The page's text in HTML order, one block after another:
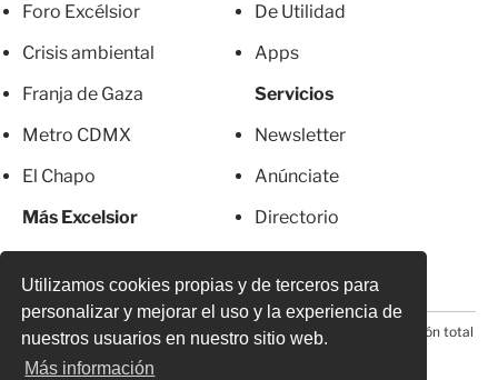
Utilizamos cookies propias y de terceros para
personalizar y mejorar el uso y la experiencia de
nuestros usuarios en nuestro sitio web.
Más información
Foro Excélsior
Crisis ambiental
Franja de Gaza
Metro CDMX
El Chapo
Más Excelsior
Mujeres
De Utilidad
Apps
Servicios
Newsletter
Anúnciate
Directorio
Suscripciones
© 2026 Todos los derechos reservados. Prohibida la reproducción total
o parcial, incluyendo cualquier medio electrónico*